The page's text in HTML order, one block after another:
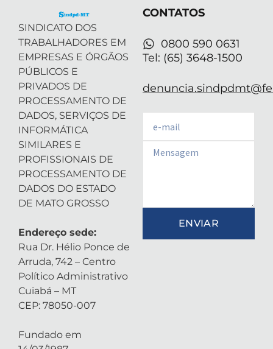
SINDICATO DOS
TRABALHADORES EM
EMPRESAS E ÓRGÃOS
PÚBLICOS E
PRIVADOS DE
PROCESSAMENTO DE
DADOS, SERVIÇOS DE
INFORMÁTICA
SIMILARES E
PROFISSIONAIS DE
PROCESSAMENTO DE
DADOS DO ESTADO
DE MATO GROSSO
Endereço sede:
Rua Dr. Hélio Ponce de
Arruda, 742 – Centro
Político Administrativo
Cuiabá – MT
CEP: 78050-007
Fundado em
CONTATOS
0800 590 0631
Tel: (65) 3648-1500
Email
ENVIAR